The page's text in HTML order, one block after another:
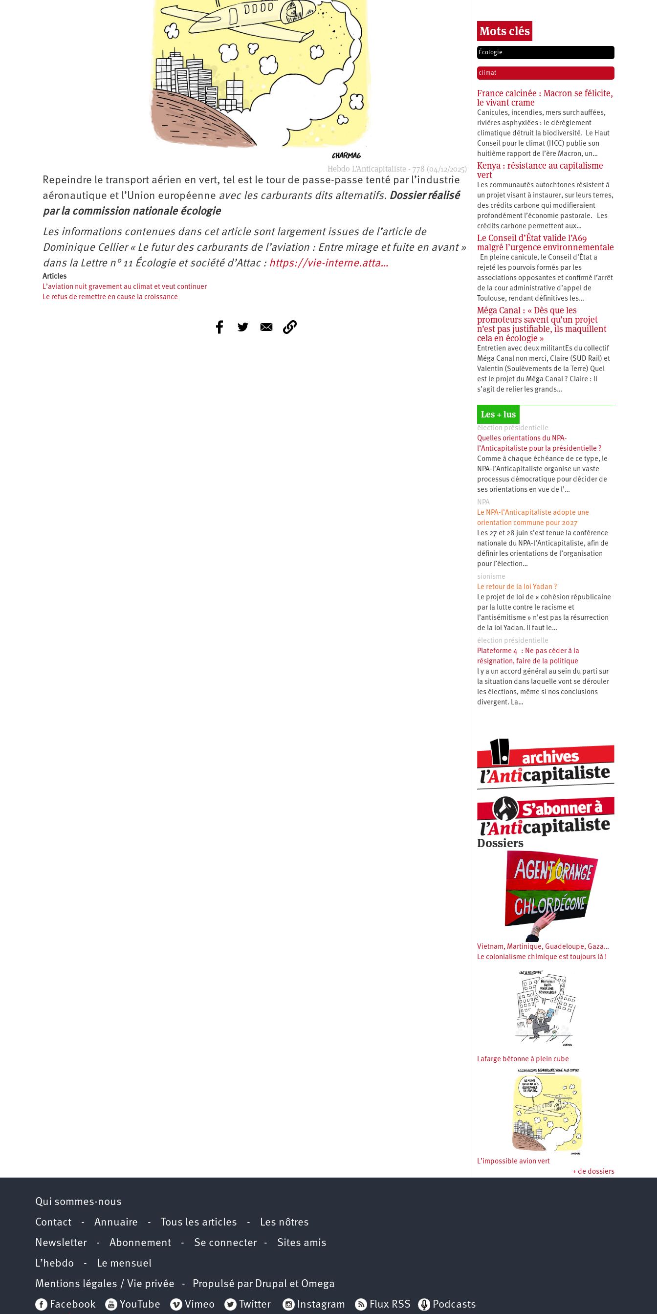
Amérique
du
Nord
Amérique
latine
Asie
Europe
Moyen-
Orient
Océanie
Hebdo L’Anticapitaliste - 778 (04/12/2025)
Repeindre le transport aérien en vert, tel est le tour de passe-passe tenté par l’industrie
aéronautique et l’Union européenne avec les carburants dits alternatifs. Dossier réalisé
par la commission nationale écologie
Les informations contenues dans cet article sont largement issues de l’article de
Dominique Cellier « Le futur des carburants de l’aviation : Entre mirage et fuite en avant »
dans la Lettre n° 11 Écologie et société d’Attac : https://vie-interne.atta…
Articles
L’aviation nuit gravement au climat et veut continuer
Le refus de remettre en cause la croissance
Mots clés
Écologie
climat
France calcinée : Macron se félicite,
le vivant crame
Canicules, incendies, mers surchauffées,
rivières asphyxiées : le déréglement
climatique détruit la biodiversité. Le Haut
Conseil pour le climat (HCC) publie son
huitième rapport de l’ère Macron, un…
Kenya : résistance au capitalisme
vert
Les communautés autochtones résistent à
un projet visant à instaurer, sur leurs terres,
des crédits carbone qui modifieraient
profondément l’économie pastorale. Les
crédits carbone permettent aux…
Le Conseil d’État valide l’A69
malgré l’urgence environnementale
En pleine canicule, le Conseil d’État a
rejeté les pourvois formés par les
associations opposantes et confirmé l’arrêt
de la cour administrative d’appel de
Toulouse, rendant définitives les…
Méga Canal : « Dès que les
promoteurs savent qu’un projet
n’est pas justifiable, ils maquillent
cela en écologie »
Entretien avec deux militantEs du collectif
Méga Canal non merci, Claire (SUD Rail) et
Valentin (Soulèvements de la Terre) Quel
est le projet du Méga Canal ? Claire : Il
s’agit de relier les grands…
Les + lus
élection présidentielle
Quelles orientations du NPA-
l’Anticapitaliste pour la présidentielle ?
Comme à chaque échéance de ce type, le
NPA-l’Anticapitaliste organise un vaste
processus démocratique pour décider de
ses orientations en vue de l’…
NPA
Le NPA-l’Anticapitaliste adopte une
orientation commune pour 2027
Les 27 et 28 juin s’est tenue la conférence
nationale du NPA-l’Anticapitaliste, afin de
définir les orientations de l’organisation
pour l’élection…
sionisme
Le retour de la loi Yadan ?
Le projet de loi de « cohésion républicaine
par la lutte contre le racisme et
l’antisémitisme » n’est pas la résurrection
de la loi Yadan. Il faut le…
élection présidentielle
Plateforme 4 : Ne pas céder à la
résignation, faire de la politique
l y a un accord général au sein du parti sur
la situation dans laquelle vont se dérouler
les élections, même si nos conclusions
divergent. La…
Dossiers
Vietnam, Martinique, Guadeloupe, Gaza…
Le colonialisme chimique est toujours là !
Lafarge bétonne à plein cube
L’impossible avion vert
+ de dossiers
Qui sommes-nous
Contact - Annuaire - Tous les articles - Les nôtres
Newsletter- Abonnement - Se connecter- Sites amis
L’hebdo - Le mensuel
Mentions légales / Vie privée - Propulsé par Drupal et Omega
Facebook
YouTube Vimeo Twitter Instagram Flux RSS Podcasts